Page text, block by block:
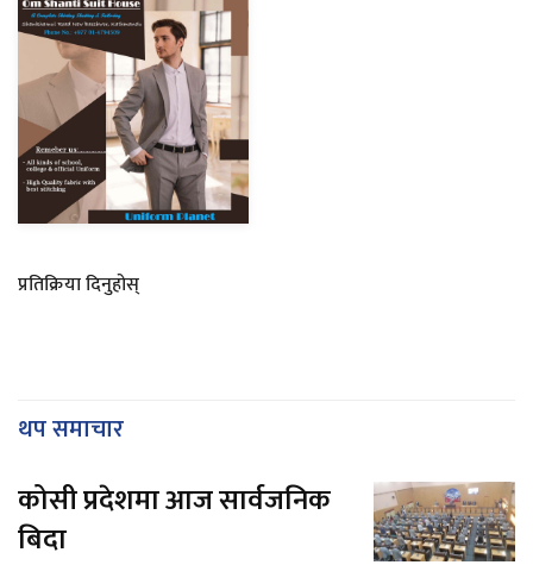
प्रतिक्रिया दिनुहोस्
थप समाचार
कोसी प्रदेशमा आज सार्वजनिक
बिदा